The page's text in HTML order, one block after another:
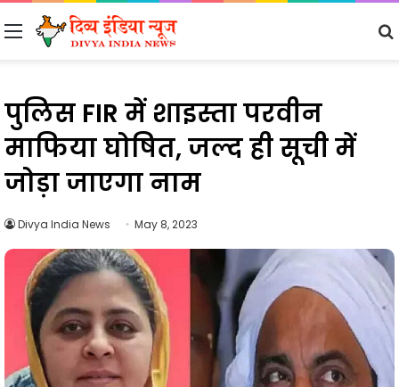
Menu
पुलिस FIR में शाइस्ता परवीन
माफिया घोषित, जल्द ही सूची में
जोड़ा जाएगा नाम
Divya India News May 8, 2023